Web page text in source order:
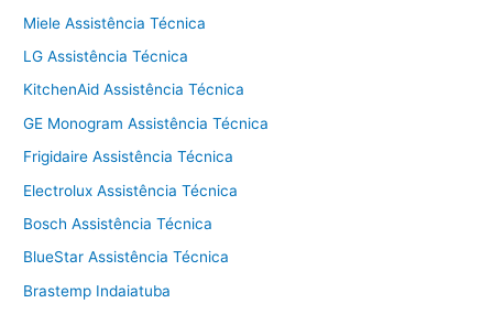
Miele Assistência Técnica
LG Assistência Técnica
KitchenAid Assistência Técnica
GE Monogram Assistência Técnica
Frigidaire Assistência Técnica
Electrolux Assistência Técnica
Bosch Assistência Técnica
BlueStar Assistência Técnica
Brastemp Indaiatuba